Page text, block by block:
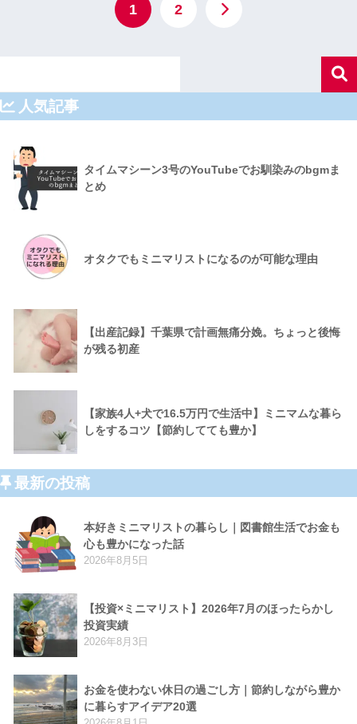
1 2
人気記事
タイムマシーン3号のYouTubeでお馴染みのbgmま
とめ
オタクでもミニマリストになるのが可能な理由
【出産記録】千葉県で計画無痛分娩。ちょっと後悔
が残る初産
【家族4人+犬で16.5万円で生活中】ミニマムな暮ら
しをするコツ【節約してても豊か】
最新の投稿
本好きミニマリストの暮らし｜図書館生活でお金も
心も豊かになった話
2026年8月5日
【投資×ミニマリスト】2026年7月のほったらかし
投資実績
2026年8月3日
お金を使わない休日の過ごし方｜節約しながら豊か
に暮らすアイデア20選